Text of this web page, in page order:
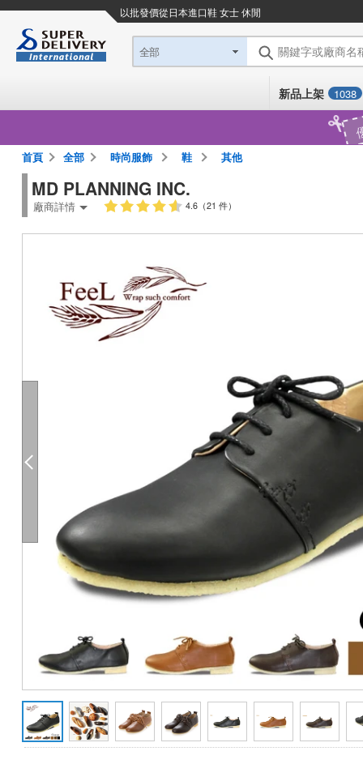
以批發價從日本進口鞋 女士 休閒
全部 關鍵字或廠商名
新品上架 1038
首頁 全部 時尚服飾 鞋 其他
MD PLANNING INC.
廠商詳情 4.6（21 件）